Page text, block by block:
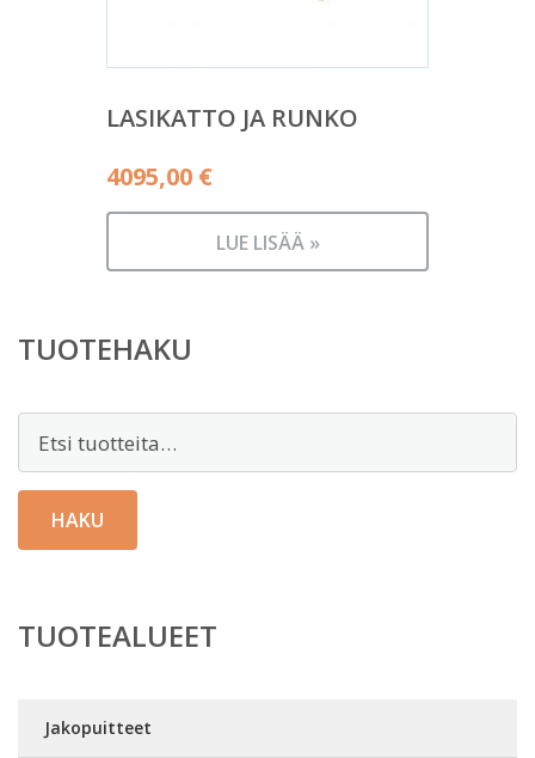
LASIKATTO JA RUNKO
4095,00 €
LUE LISÄÄ »
TUOTEHAKU
HAKU
TUOTEALUEET
Jakopuitteet